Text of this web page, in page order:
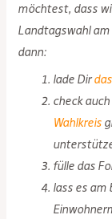
möchtest, dass
Landtagswahl
dann:
lade Dir
check
Wahlkreis
fülle das
lass es am